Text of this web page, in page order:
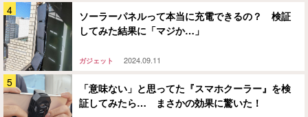
ソーラーパネルって本当に充電できるの？ 検証
してみた結果に「マジか…」
ガジェット 2024.09.11
「意味ない」と思ってた『スマホクーラー』を検
証してみたら… まさかの効果に驚いた！